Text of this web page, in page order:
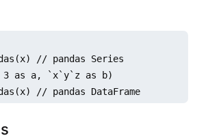
// pandas Series
as a, `x`y`z as b)
// pandas DataFrame